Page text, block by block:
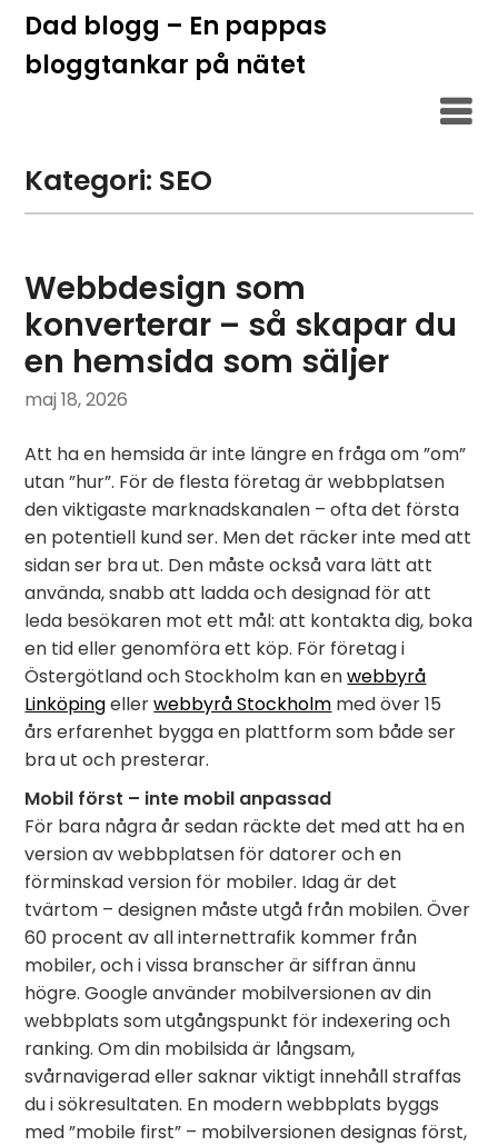
Hoppa
innehåll
Dad blogg – En pappas
bloggtankar på nätet
Kategori: SEO
Webbdesign som
konverterar – så skapar du
en hemsida som säljer
maj 18, 2026
Att ha en hemsida är inte längre en fråga om ”om”
utan ”hur”. För de flesta företag är webbplatsen
den viktigaste marknadskanalen – ofta det första
en potentiell kund ser. Men det räcker inte med att
sidan ser bra ut. Den måste också vara lätt att
använda, snabb att ladda och designad för att
leda besökaren mot ett mål: att kontakta dig, boka
en tid eller genomföra ett köp. För företag i
Östergötland och Stockholm kan enwebbyrå
Linköpingellerwebbyrå Stockholm med över 15
års erfarenhet bygga en plattform som både ser
bra ut och presterar.
Mobil först – inte mobil anpassad
För bara några år sedan räckte det med att ha en
version av webbplatsen för datorer och en
förminskad version för mobiler. Idag är det
tvärtom – designen måste utgå från mobilen. Över
60 procent av all internettrafik kommer från
mobiler, och i vissa branscher är siffran ännu
högre. Google använder mobilversionen av din
webbplats som utgångspunkt för indexering och
ranking. Om din mobilsida är långsam,
svårnavigerad eller saknar viktigt innehåll straffas
du i sökresultaten. En modern webbplats byggs
med ”mobile first” – mobilversionen designas först,